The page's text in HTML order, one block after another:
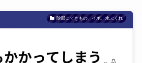
陰部にできもの、イボ、水ぶくれ